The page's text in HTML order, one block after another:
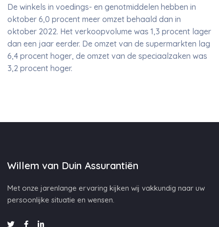
De winkels in voedings- en genotmiddelen hebben in
oktober 6,0 procent meer omzet behaald dan in
oktober 2022. Het verkoopvolume was 1,3 procent lager
dan een jaar eerder. De omzet van de supermarkten lag
6,4 procent hoger, de omzet van de speciaalzaken was
3,2 procent hoger.
Willem van Duin Assurantiën
Met onze jarenlange ervaring kijken wij vakkundig naar uw
persoonlijke situatie en wensen.